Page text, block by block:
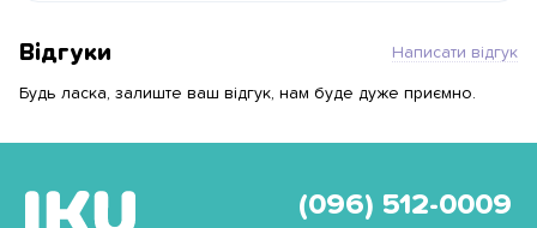
Відгуки Написати відгук
Будь ласка, залиште ваш відгук, нам буде дуже приємно.
(096) 512-0009